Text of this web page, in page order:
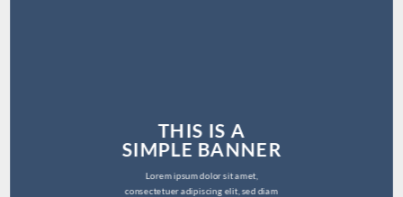
THIS IS A
SIMPLE BANNER
Lorem ipsum dolor sit amet,
consectetuer adipiscing elit, sed diam